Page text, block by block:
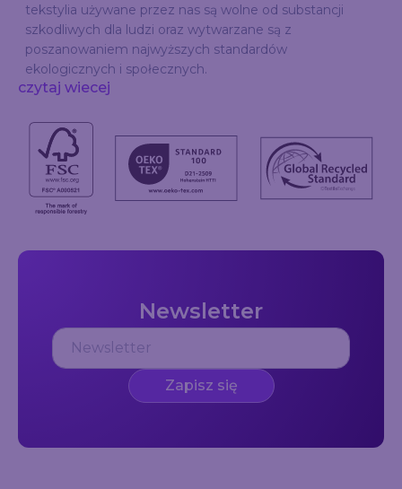
tekstylia używane przez nas są wolne od substancji
szkodliwych dla ludzi oraz wytwarzane są z
poszanowaniem najwyższych standardów
ekologicznych i społecznych.
czytaj wiecej
Newsletter
Zapisz się